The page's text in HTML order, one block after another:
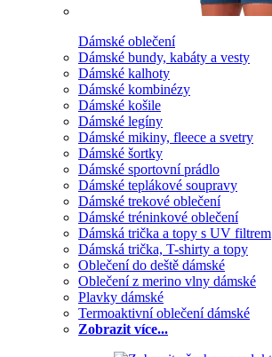
Dámské oblečení
Dámské bundy, kabáty a vesty
Dámské kalhoty
Dámské kombinézy
Dámské košile
Dámské legíny
Dámské mikiny, fleece a svetry
Dámské šortky
Dámské sportovní prádlo
Dámské teplákové soupravy
Dámské trekové oblečení
Dámské tréninkové oblečení
Dámská trička a topy s UV filtrem
Dámská trička, T-shirty a topy
Oblečení do deště dámské
Oblečení z merino vlny dámské
Plavky dámské
Termoaktivní oblečení dámské
Zobrazit více...